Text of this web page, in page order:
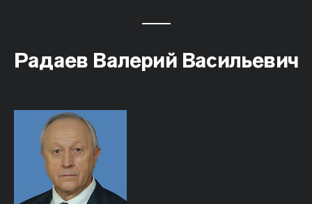
Радаев Валерий Васильевич